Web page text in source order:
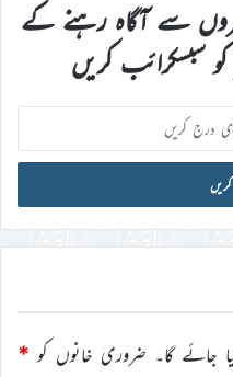
سے آگاہ رہنے کے
سبسکرائب کریں
جائے گا۔ ضروری خانوں کو *